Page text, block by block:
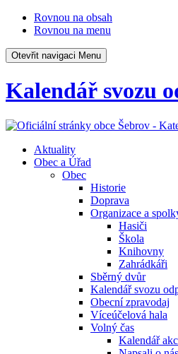
Rovnou na obsah
Rovnou na menu
Otevřit navigaci Menu
Kalendář svozu
Aktuality
Obec a Úřad
Obec
Historie
Doprava
Organizace a
Hasiči
Škola
Knihovny
Zahrádkáři
Sběrný dvůr
Kalendář svozu
Obecní zpravodaj
Víceúčelová hala
Volný čas
Kalendář